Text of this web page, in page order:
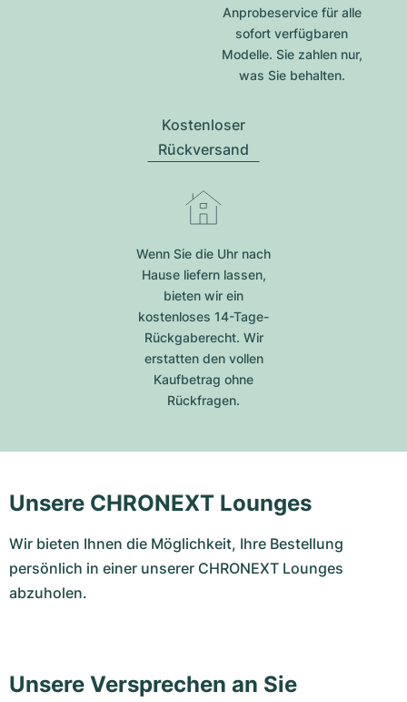
Anprobeservice für alle
sofort verfügbaren
Modelle. Sie zahlen nur,
was Sie behalten.
Kostenloser
Rückversand
Wenn Sie die Uhr nach
Hause liefern lassen,
bieten wir ein
kostenloses 14-Tage-
Rückgaberecht. Wir
erstatten den vollen
Kaufbetrag ohne
Rückfragen.
Unsere CHRONEXT Lounges
Wir bieten Ihnen die Möglichkeit, Ihre Bestellung
persönlich in einer unserer CHRONEXT Lounges
abzuholen.
Unsere Versprechen an Sie